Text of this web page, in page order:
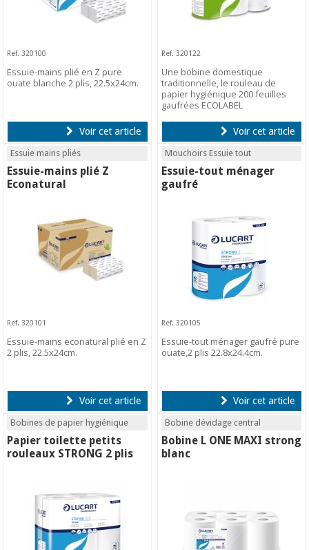
Ref. 320100
Essuie-mains plié en Z pure
ouate blanche 2 plis, 22.5x24cm.
Voir cet article
Ref. 320122
Une bobine domestique
traditionnelle, le rouleau de
papier hygiénique 200 feuilles
gaufrées ECOLABEL
Voir cet article
Essuie mains pliés
Essuie-mains plié Z
Econatural
Ref. 320101
Essuie-mains econatural plié en Z
2 plis, 22.5x24cm.
Voir cet article
Mouchoirs Essuie tout
Essuie-tout ménager
gaufré
Ref. 320105
Essuie-tout ménager gaufré pure
ouate,2 plis 22.8x24.4cm.
Voir cet article
Bobines de papier hygiénique
Papier toilette petits
rouleaux STRONG 2 plis
Bobine dévidage central
Bobine L ONE MAXI strong
blanc